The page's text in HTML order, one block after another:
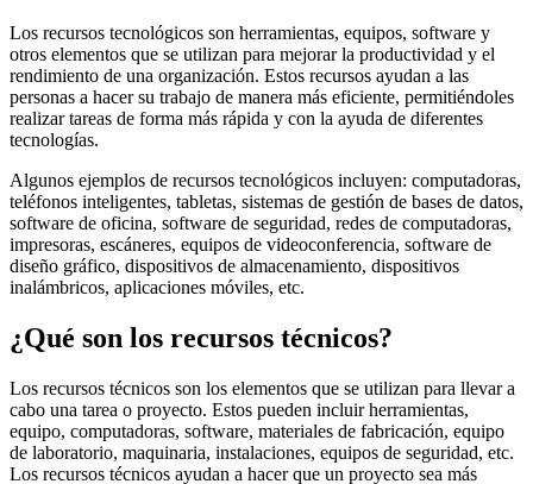
Los recursos tecnológicos son herramientas, equipos, software y
otros elementos que se utilizan para mejorar la productividad y el
rendimiento de una organización. Estos recursos ayudan a las
personas a hacer su trabajo de manera más eficiente, permitiéndoles
realizar tareas de forma más rápida y con la ayuda de diferentes
tecnologías.
Algunos ejemplos de recursos tecnológicos incluyen: computadoras,
teléfonos inteligentes, tabletas, sistemas de gestión de bases de datos,
software de oficina, software de seguridad, redes de computadoras,
impresoras, escáneres, equipos de videoconferencia, software de
diseño gráfico, dispositivos de almacenamiento, dispositivos
inalámbricos, aplicaciones móviles, etc.
¿Qué son los recursos técnicos?
Los recursos técnicos son los elementos que se utilizan para llevar a
cabo una tarea o proyecto. Estos pueden incluir herramientas,
equipo, computadoras, software, materiales de fabricación, equipo
de laboratorio, maquinaria, instalaciones, equipos de seguridad, etc.
Los recursos técnicos ayudan a hacer que un proyecto sea más